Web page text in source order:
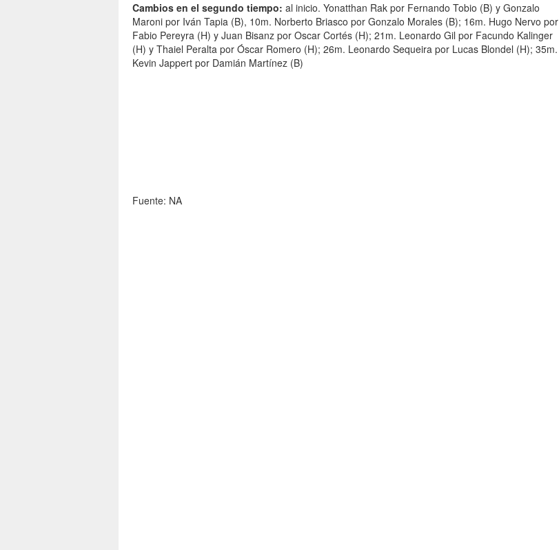
Cambios en el segundo tiempo: al inicio. Yonatthan Rak por Fernando Tobio (B) y Gonzalo
Maroni por Iván Tapia (B), 10m. Norberto Briasco por Gonzalo Morales (B); 16m. Hugo Nervo por
Fabio Pereyra (H) y Juan Bisanz por Oscar Cortés (H); 21m. Leonardo Gil por Facundo Kalinger
(H) y Thaiel Peralta por Óscar Romero (H); 26m. Leonardo Sequeira por Lucas Blondel (H); 35m.
Kevin Jappert por Damián Martínez (B)
Fuente: NA